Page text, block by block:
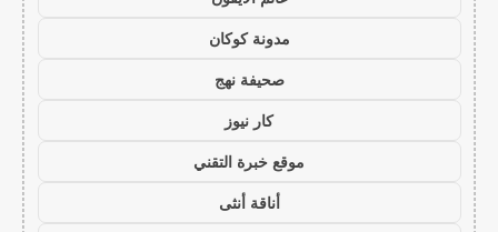
مدونة كوكان
صحيفة نهج
كار نيوز
موقع خبرة التقني
أناقة أنثى